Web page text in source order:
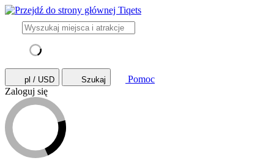
pl / USD Szukaj
Pomoc
Zaloguj się